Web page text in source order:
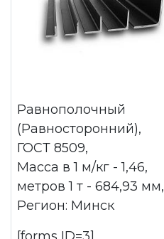
Равнополочный
(Равносторонний),
ГОСТ 8509,
Масса в 1 м/кг - 1,46,
метров 1 т - 684,93 мм,
Регион: Минск